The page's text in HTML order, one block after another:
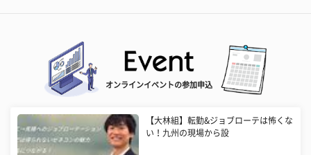
オンラインイベントの参加申込
【大林組】転勤&ジョブローテは怖くな
い！九州の現場から設